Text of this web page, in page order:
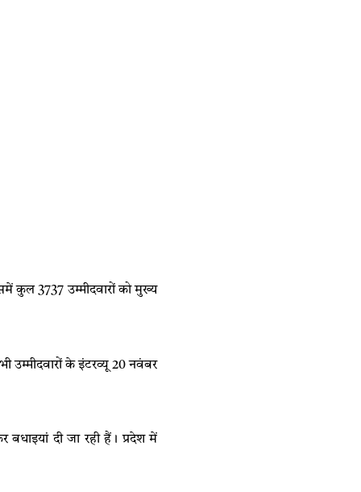
कुल 3737 उम्मीदवारों को मुख्य
उम्मीदवारों के इंटरव्यू 20 नवंबर
दी जा रही हैं। प्रदेश में